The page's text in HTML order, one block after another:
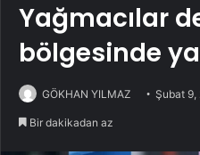
Yağmacılar
bölgesinde
GÖKHAN YILMAZ Şubat 9,
Bir dakikadan az